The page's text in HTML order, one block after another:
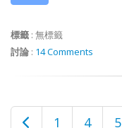
標籤 : 無標籤
討論 : 14 Comments
1 4 5